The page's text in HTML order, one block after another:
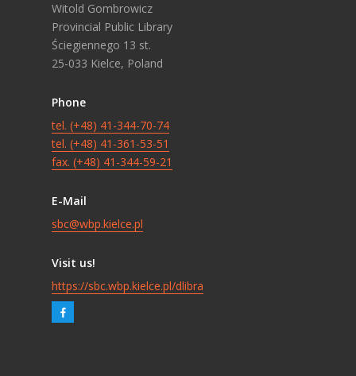
Witold Gombrowicz
Provincial Public Library
Ściegiennego 13 st.
25-033 Kielce, Poland
Phone
tel. (+48) 41-344-70-74
tel. (+48) 41-361-53-51
fax. (+48) 41-344-59-21
E-Mail
sbc@wbp.kielce.pl
Visit us!
https://sbc.wbp.kielce.pl/dlibra